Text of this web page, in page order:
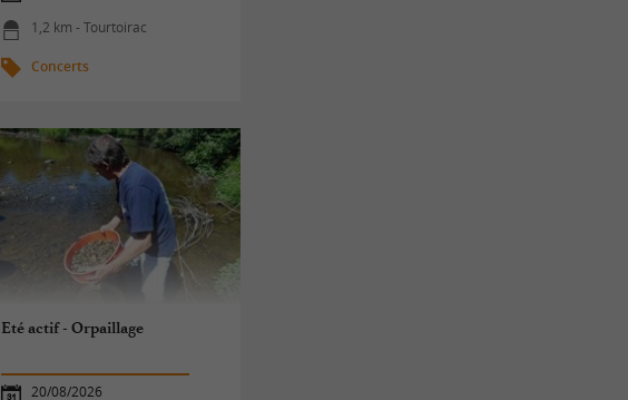
1,2 km - Tourtoirac
Concerts
Eté actif - Orpaillage
20/08/2026